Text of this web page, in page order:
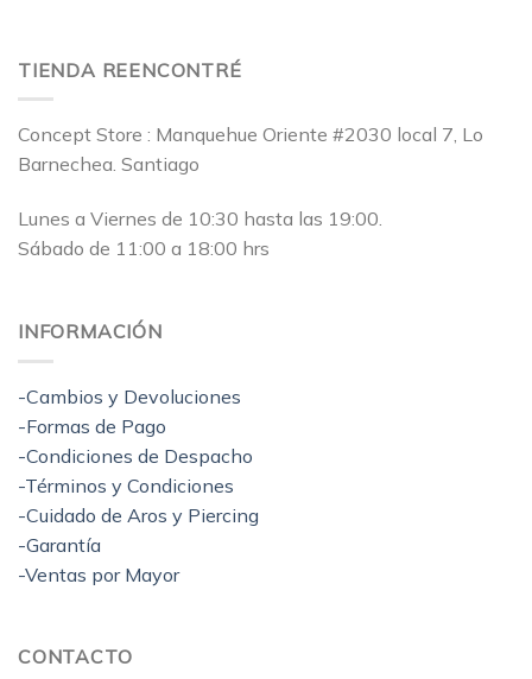
TIENDA REENCONTRÉ
Concept Store : Manquehue Oriente #2030 local 7, Lo
Barnechea. Santiago
Lunes a Viernes de 10:30 hasta las 19:00.
Sábado de 11:00 a 18:00 hrs
INFORMACIÓN
-Cambios y Devoluciones
-Formas de Pago
-Condiciones de Despacho
-Términos y Condiciones
-Cuidado de Aros y Piercing
-Garantía
-Ventas por Mayor
CONTACTO